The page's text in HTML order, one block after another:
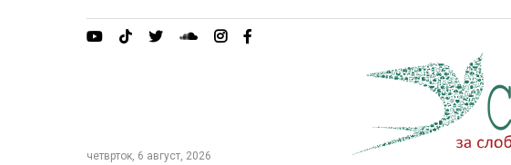
четврток, 6 август, 2026